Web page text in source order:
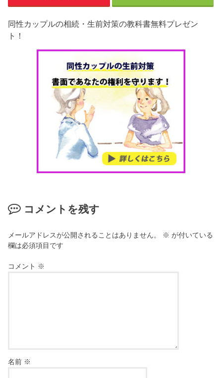
同性カップルの相続・生前対策の教科書無料プレゼン
ト！
コメントを残す
メールアドレスが公開されることはありません。 ※ が付いている
欄は必須項目です
コメント ※
名前 ※